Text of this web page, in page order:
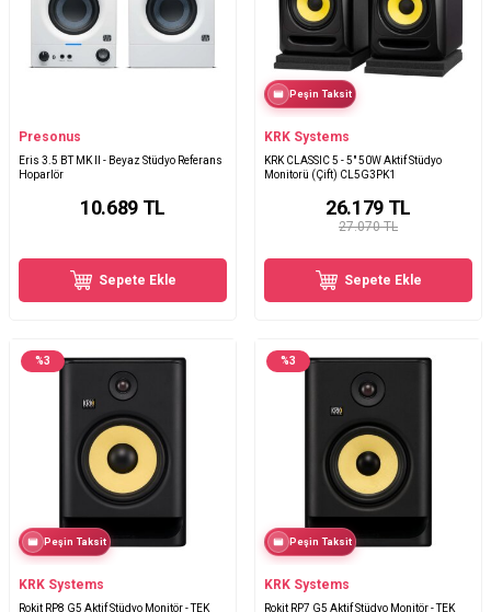
Presonus
Eris 3.5 BT MK II - Beyaz Stüdyo Referans
Hoparlör
10.689TL
Sepete Ekle
Peşin Taksit
KRK Systems
KRK CLASSIC 5 - 5" 50W Aktif Stüdyo
Monitorü (Çift) CL5G3PK1
27.070 TL
26.179TL
Sepete Ekle
%3
Peşin Taksit
KRK Systems
Rokit RP8 G5 Aktif Stüdyo Monitör - TEK
%3
Peşin Taksit
KRK Systems
Rokit RP7 G5 Aktif Stüdyo Monitör - TEK